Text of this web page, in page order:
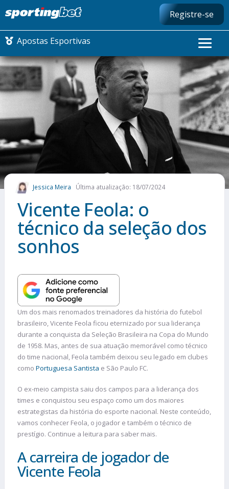
Registre-se
Apostas Esportivas
CONMEBOL LIBERTADORES
FUTEBOL NACIONAL
FUTEBOL INTERNACIONAL
MAIS ESPORTES
Jessica Meira Última atualização: 18/07/2024
Vicente Feola: o
técnico da seleção dos
sonhos
Um dos mais renomados treinadores da história do futebol
brasileiro, Vicente Feola ficou eternizado por sua liderança
durante a conquista da Seleção Brasileira na Copa do Mundo
de 1958. Mas, antes de sua atuação memorável como técnico
do time nacional, Feola também deixou seu legado em clubes
como Portuguesa Santista e São Paulo FC.
O ex-meio campista saiu dos campos para a liderança dos
times e conquistou seu espaço como um dos maiores
estrategistas da história do esporte nacional. Neste conteúdo,
vamos conhecer Feola, o jogador e também o técnico de
prestígio. Continue a leitura para saber mais.
A carreira de jogador de
Vicente Feola